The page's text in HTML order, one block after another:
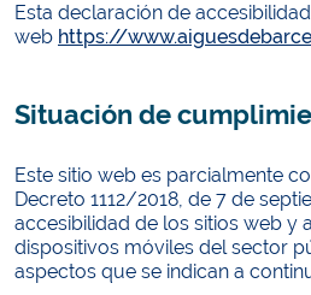
Esta declaración de
web https://
Situación de
Este sitio web es parcialmente
Decreto 1112/2018, de 7 de
accesibilidad de los sitios web y
dispositivos móviles del sector
aspectos que se indican a